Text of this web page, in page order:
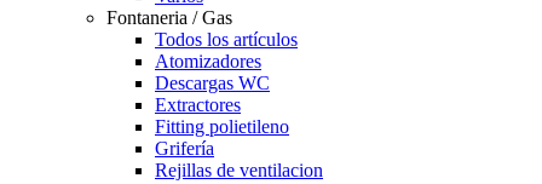
Fontaneria / Gas
Todos los artículos
Atomizadores
Descargas WC
Extractores
Fitting polietileno
Grifería
Rejillas de ventilacion